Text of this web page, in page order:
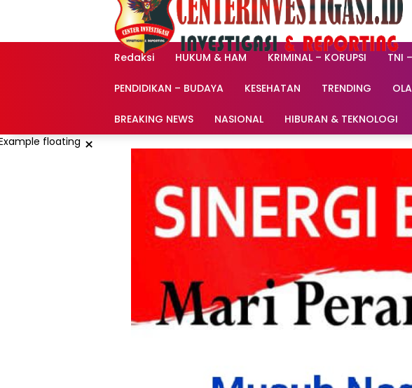
Redaksi HUKUM & HAM KRIMINAL – KORUPSI TNI
PENDIDIKAN – BUDAYA KESEHATAN TRENDING
BREAKING NEWS NASIONAL HIBURAN & TEKNOLOGI
×